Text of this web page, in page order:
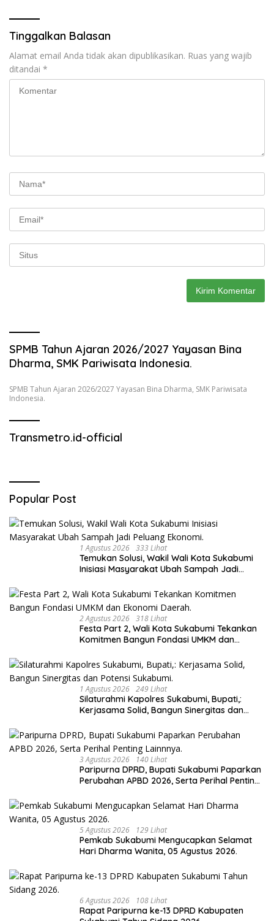
Tinggalkan Balasan
Alamat email Anda tidak akan dipublikasikan. Ruas yang wajib
ditandai *
SPMB Tahun Ajaran 2026/2027 Yayasan Bina
Dharma, SMK Pariwisata Indonesia.
SPMB Tahun Ajaran 2026/2027 Yayasan Bina Dharma, SMK Pariwisata
Indonesia.
Transmetro.id-official
Popular Post
1 Agustus 2026 333 Lihat
Temukan Solusi, Wakil Wali Kota Sukabumi
Inisiasi Masyarakat Ubah Sampah Jadi
2 Agustus 2026 318 Lihat
Festa Part 2, Wali Kota Sukabumi Tekankan
Komitmen Bangun Fondasi UMKM dan
1 Agustus 2026 249 Lihat
Silaturahmi Kapolres Sukabumi, Bupati,:
Kerjasama Solid, Bangun Sinergitas dan
3 Agustus 2026 140 Lihat
Paripurna DPRD, Bupati Sukabumi Paparkan
Perubahan APBD 2026, Serta Perihal Penting
5 Agustus 2026 129 Lihat
Pemkab Sukabumi Mengucapkan Selamat
Hari Dharma Wanita, 05 Agustus 2026.
6 Agustus 2026 108 Lihat
Rapat Paripurna ke-13 DPRD Kabupaten